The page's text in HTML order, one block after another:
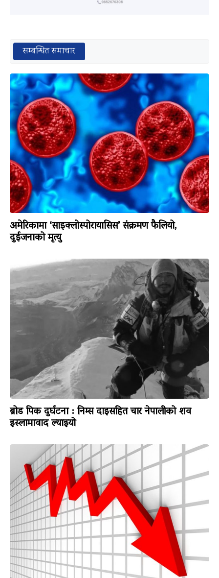
सम्बन्धित समाचार
अमेरिकामा ‘साइक्लोस्पोरायासिस’ संक्रमण फैलियो,
दुईजनाको मृत्यु
ब्रोड पिक दुर्घटना : निम्स दाइसहित चार नेपालीको शव
इस्लामावाद ल्याइयो